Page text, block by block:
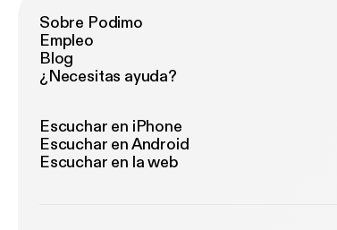
Sobre Podimo
Empleo
Blog
¿Necesitas ayuda?
Escuchar en iPhone
Escuchar en Android
Escuchar en la web